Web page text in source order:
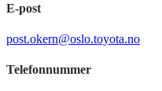
E-post
post.okern@oslo.toyota.no
Telefonnummer